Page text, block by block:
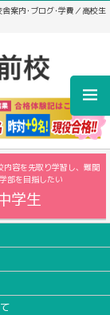
案内･ブログ･学費／高校生
内容を先取り学習し、難関
部を目指したい
学生